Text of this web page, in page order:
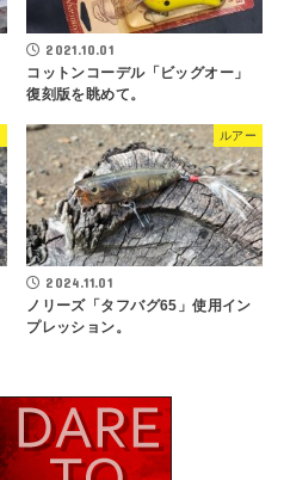
2021.10.01
コットンコーデル「ビッグオー」
復刻版を眺めて。
ルアー
2024.11.01
ノリーズ「タフバグ65」使用イン
プレッション。